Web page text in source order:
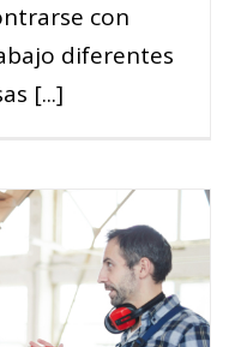
con
diferentes
[...]